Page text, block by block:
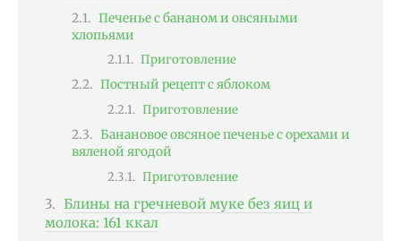
Печенье с бананом и овсяными
хлопьями
Приготовление
Постный рецепт с яблоком
Приготовление
Банановое овсяное печенье с орехами и
вяленой ягодой
Приготовление
Блины на гречневой муке без яиц и
молока: 161 ккал